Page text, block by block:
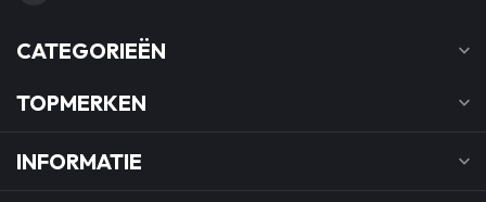
CATEGORIEËN
TOPMERKEN
INFORMATIE